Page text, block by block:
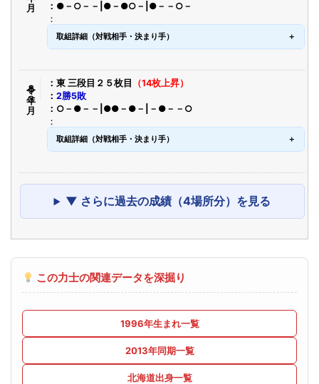
●－○－－|●－●○－|●－－○－
取組詳細（対戦相手・決まり手）
令８年３月 東 三段目２５枚目
（14枚上昇）
2勝5敗
○－●－－|●●－●－|－●－－○
取組詳細（対戦相手・決まり手）
▼ さらに過去の成績（4場所分）を見る
この力士の関連データを深掘り
1996年生まれ一覧
2013年同期一覧
北海道出身一覧